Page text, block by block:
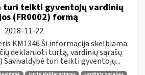
turi teikti gyventojų vardinių
(FR0002) formą
2018-11-22
KM1346 Ši informacija skelbiama:
deklaruoti turtą, vardinių sąrašų
Savivaldybė turi teikti gyventojų...